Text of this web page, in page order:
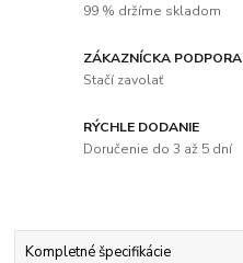
99 % držíme skladom
ZÁKAZNÍCKA PODPORA
Stačí zavolať
RÝCHLE DODANIE
Doručenie do 3 až 5 dní
Kompletné špecifikácie